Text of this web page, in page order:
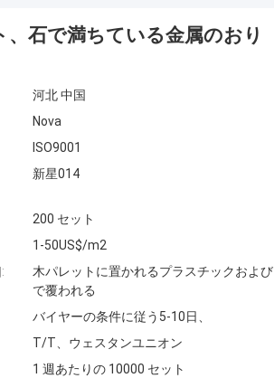
石で満ちている金属のおり
河北 中国
Nova
ISO9001
新星014
200 セット
1-50US$/m2
木パレットに置かれるプラスチックおよび
で覆われる
バイヤーの条件に従う5-10日、
T/T、ウェスタンユニオン
1 週あたりの 10000 セット